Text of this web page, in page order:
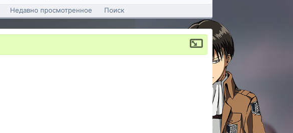
Недавно просмотренное Поиск